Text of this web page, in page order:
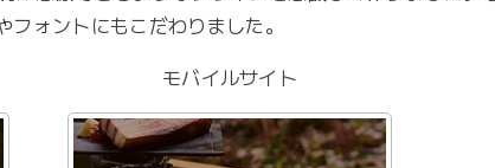
ォントにもこだわりました。
モバイルサイト